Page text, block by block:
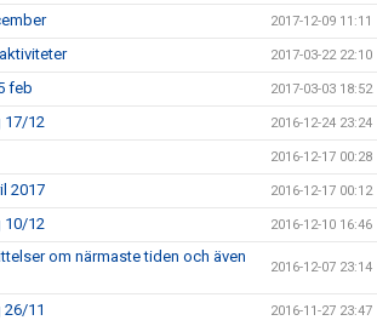
2017-12-09 11:11
2017-03-22 22:10
feb 2017-03-03 18:52
17/12 2016-12-24 23:24
2016-12-17 00:28
2017 2016-12-17 00:12
10/12 2016-12-10 16:46
om närmaste tiden och även
2016-12-07 23:14
26/11 2016-11-27 23:47